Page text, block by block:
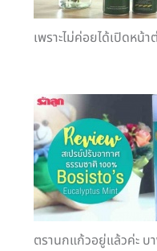
เพราะไม่ค่อยได้เปิดหน้
ตรานกแก้วอยู่แล้วค่ะ บ